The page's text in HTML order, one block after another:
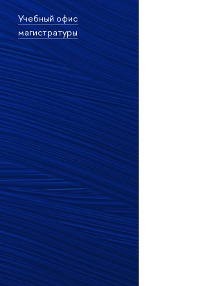
Учебный офис
магистратуры